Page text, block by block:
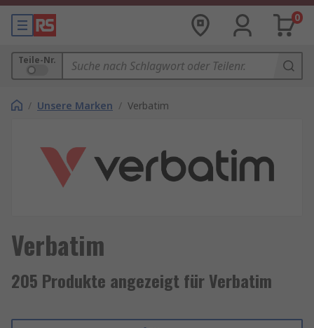
0
Teile-Nr.
/ Unsere Marken / Verbatim
Verbatim
205 Produkte angezeigt für Verbatim